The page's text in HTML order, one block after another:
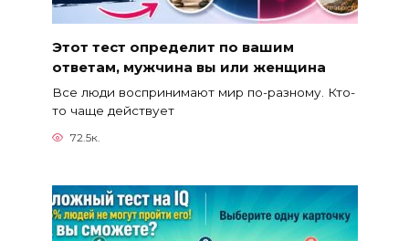
Этот тест определит по вашим
ответам, мужчина вы или женщина
Все люди воспринимают мир по-разному. Кто-
то чаще действует
72.5к.